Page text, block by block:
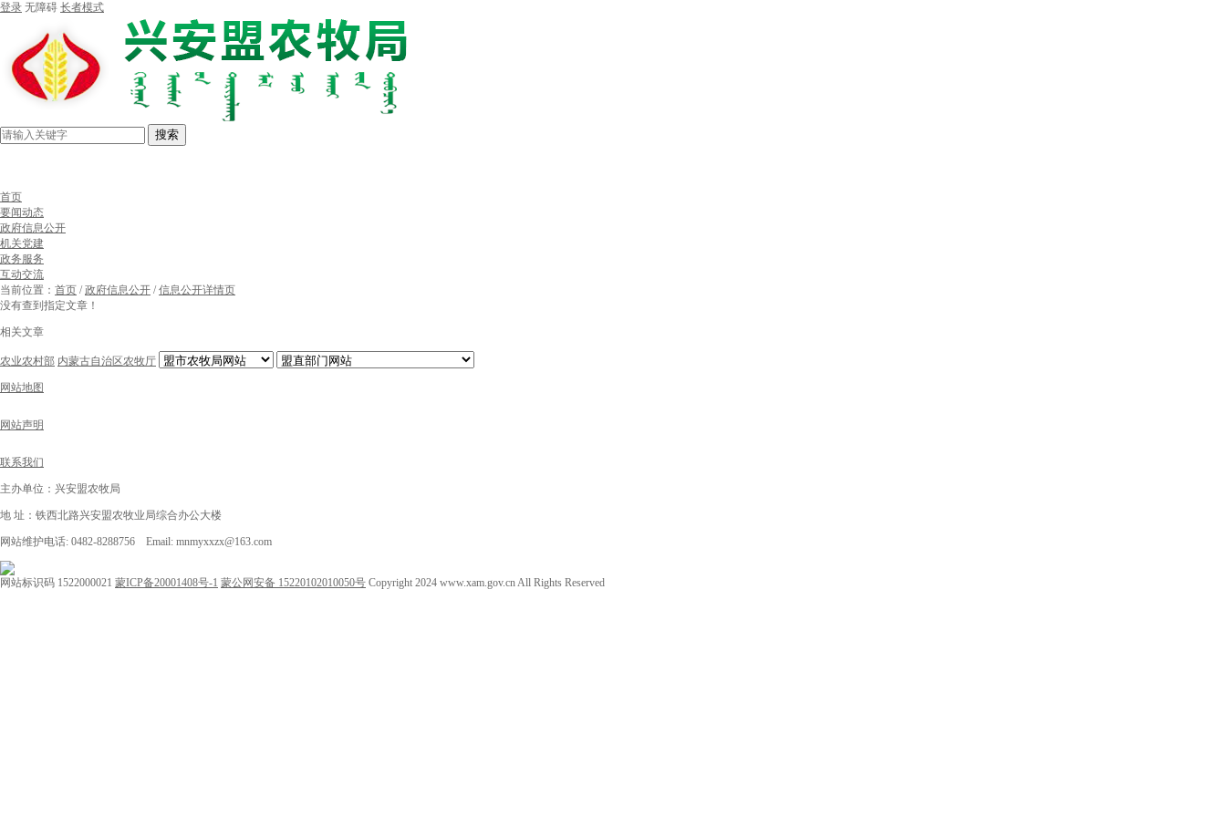
登录 无障碍 长者模式
搜索
首页
要闻动态
政府信息公开
机关党建
政务服务
互动交流
当前位置： 首页 /政府信息公开 /信息公开详情页
没有查到指定文章！
相关文章
农业农村部 内蒙古自治区农牧厅
网站地图
网站声明
联系我们
主办单位：兴安盟农牧局
地 址：铁西北路兴安盟农牧业局综合办公大楼
网站维护电话: 0482-8288756 Email: mnmyxxzx@163.com
网站标识码 1522000021 蒙ICP备20001408号-1 蒙公网安备 15220102010050号 Copyright 2024 www.xam.gov.cn All Rights Reserved